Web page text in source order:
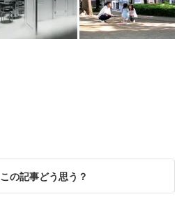
この記事どう思う？